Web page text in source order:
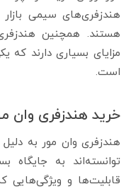
هندزفری‌های سیمی
هستند. همچنین
مزایای بسیاری دارند که
است.
خرید هندزفری وان
هندزفری وان مور به
توانسته‌اند به جایگاه
قابلیت‌ها و ویژگی‌هایی